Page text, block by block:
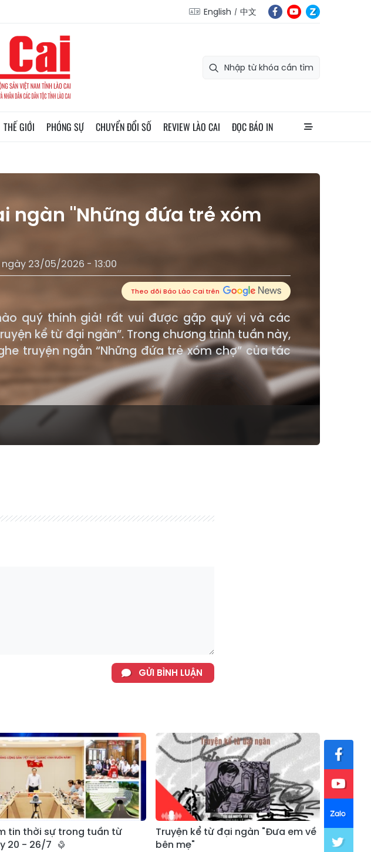
English 中文
THẾ GIỚI PHÓNG SỰ CHUYỂN ĐỔI SỐ REVIEW LÀO CAI ĐỌC BÁO IN
ngàn "Những đứa trẻ xóm
ngày 23/05/2026 - 13:00
Theo dõi Báo Lào Cai trên
quý thính giả! rất vui được gặp quý vị và các
kể từ đại ngàn”. Trong chương trình tuần này,
truyện ngắn “Những đứa trẻ xóm chợ” của tác
GỬI BÌNH LUẬN
tin thời sự trong tuần từ
20 - 26/7
Truyện kể từ đại ngàn "Đưa em về
bên mẹ"